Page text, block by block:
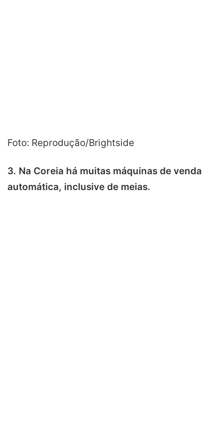
Foto: Reprodução/Brightside
3. Na Coreia há muitas máquinas de venda
automática, inclusive de meias.